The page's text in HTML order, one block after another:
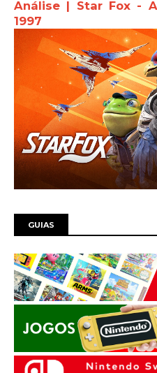
Análise | Star Fox -
1997
GUIAS